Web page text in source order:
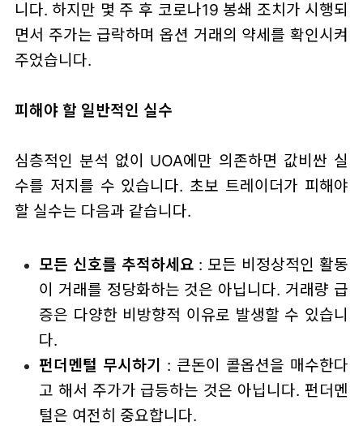
니다. 하지만 몇 주 후 코로나19 봉쇄 조치가 시행되
면서 주가는 급락하며 옵션 거래의 약세를 확인시켜
주었습니다.
피해야 할 일반적인 실수
심층적인 분석 없이 UOA에만 의존하면 값비싼 실
수를 저지를 수 있습니다. 초보 트레이더가 피해야
할 실수는 다음과 같습니다.
모든 신호를 추적하세요 : 모든 비정상적인 활동
이 거래를 정당화하는 것은 아닙니다. 거래량 급
증은 다양한 비방향적 이유로 발생할 수 있습니
다.
펀더멘털 무시하기
: 큰돈이 콜옵션을 매수한다
고 해서 주가가 급등하는 것은 아닙니다. 펀더멘
털은 여전히 중요합니다.